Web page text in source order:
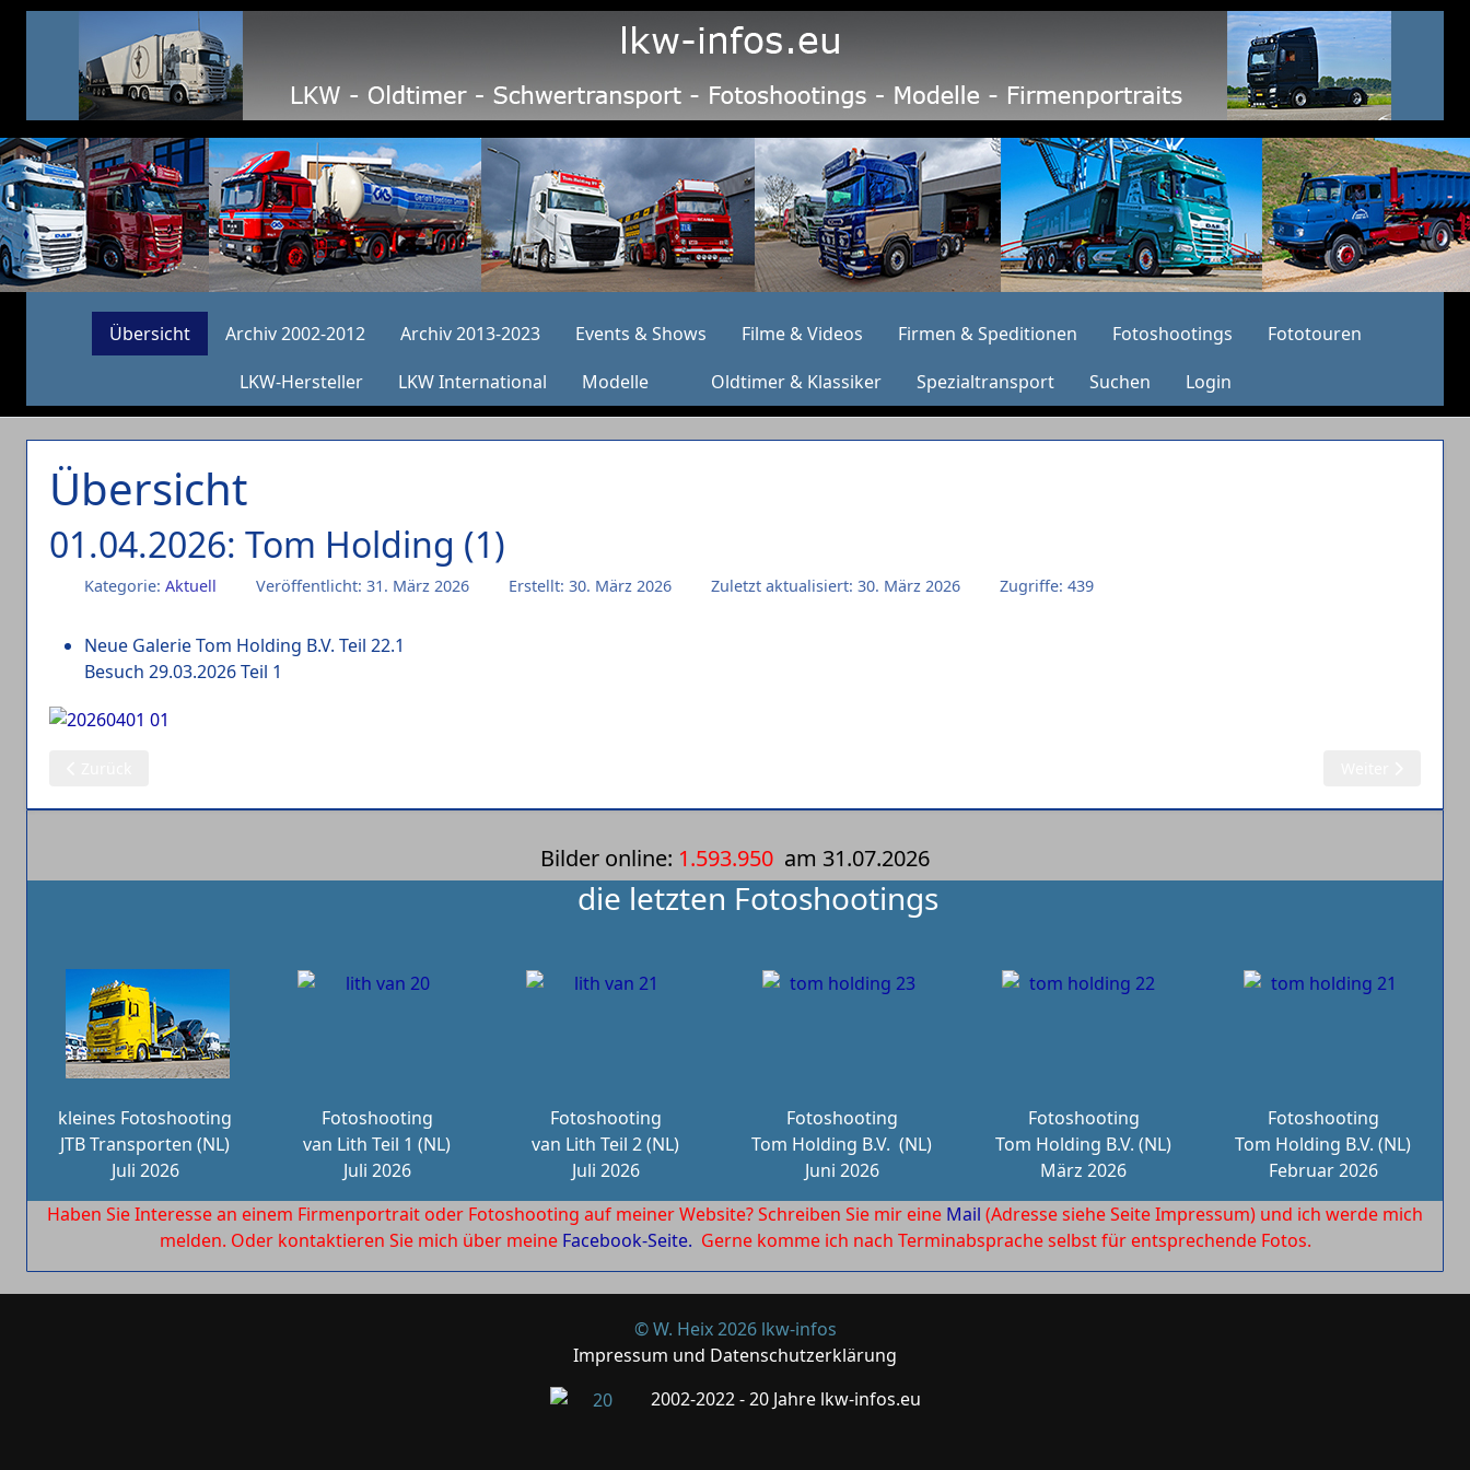
Übersicht Archiv 2002-2012 Archiv 2013-2023 Events & Shows Filme & Videos Firmen & Speditionen Fotoshootings
Fototouren
LKW-Hersteller
LKW International Modelle Oldtimer & Klassiker Spezialtransport Suchen Login
Übersicht
01.04.2026: Tom Holding (1)
Kategorie: Aktuell Veröffentlicht: 31. März 2026 Erstellt: 30. März 2026 Zuletzt aktualisiert: 30. März 2026 Zugriffe: 439
Neue Galerie Tom Holding B.V. Teil 22.1
Besuch 29.03.2026 Teil 1
Bilder online: 1.593.950 am 31.07.2026
die letzten Fotoshootings
kleines Fotoshooting
JTB Transporten (NL)
Juli 2026
Fotoshooting
van Lith Teil 1 (NL)
Juli 2026
Fotoshooting
van Lith Teil 2 (NL)
Juli 2026
Fotoshooting
Tom Holding B.V. (NL)
Juni 2026
Fotoshooting
Tom Holding B.V. (NL)
März 2026
Fotoshooting
Tom Holding B.V. (NL)
Februar 2026
Haben Sie Interesse an einem Firmenportrait oder Fotoshooting auf meiner Website? Schreiben Sie mir eine Mail (Adresse siehe Seite Impressum) und ich werde mich
melden. Oder kontaktieren Sie mich über meine Facebook-Seite. Gerne komme ich nach Terminabsprache selbst für entsprechende Fotos.
© W. Heix 2026 lkw-infos
Impressum und Datenschutzerklärung
2002-2022 - 20 Jahre lkw-infos.eu